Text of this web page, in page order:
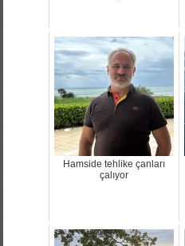
Hamside tehlike çanları
çalıyor